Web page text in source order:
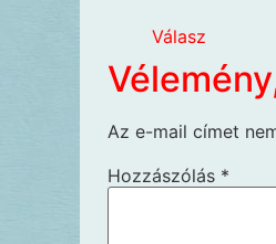
Válasz
Az e-mail címet
Hozzászólás *